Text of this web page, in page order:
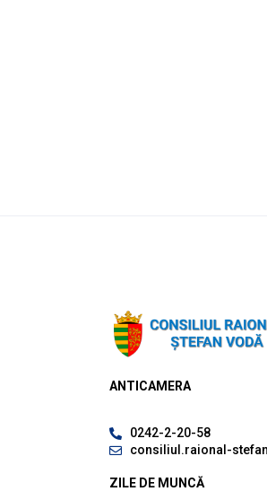
ANTICAMERA
0242-2-20-58
consiliul.raional-
ZILE DE MUNCĂ